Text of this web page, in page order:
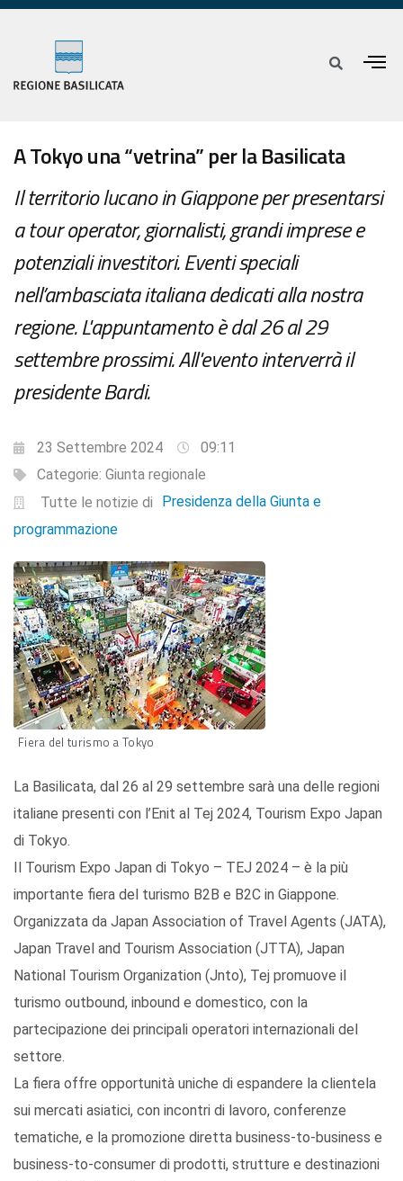
A Tokyo una “vetrina” per la Basilicata
Il territorio lucano in Giappone per presentarsi
a tour operator, giornalisti, grandi imprese e
potenziali investitori. Eventi speciali
nell’ambasciata italiana dedicati alla nostra
regione. L'appuntamento è dal 26 al 29
settembre prossimi. All'evento interverrà il
presidente Bardi.
23 Settembre 2024
09:11
Categorie: Giunta regionale
Tutte le notizie di
Presidenza della Giunta e
programmazione
Fiera del turismo a Tokyo
La Basilicata, dal 26 al 29 settembre sarà una delle regioni
italiane presenti con l’Enit al Tej 2024, Tourism Expo Japan
di Tokyo.
Il Tourism Expo Japan di Tokyo – TEJ 2024 – è la più
importante fiera del turismo B2B e B2C in Giappone.
Organizzata da Japan Association of Travel Agents (JATA),
Japan Travel and Tourism Association (JTTA), Japan
National Tourism Organization (Jnto), Tej promuove il
turismo outbound, inbound e domestico, con la
partecipazione dei principali operatori internazionali del
settore.
La fiera offre opportunità uniche di espandere la clientela
sui mercati asiatici, con incontri di lavoro, conferenze
tematiche, e la promozione diretta business-to-business e
business-to-consumer di prodotti, strutture e destinazioni